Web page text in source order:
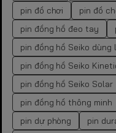
pin đồ chơi
pin đồ
pin đồng hồ đeo tay
pin đồng hồ Seiko dùng
pin đồng hồ Seiko
pin đồng hồ Seiko Solar
pin đồng hồ thông minh
pin dự phòng
pin